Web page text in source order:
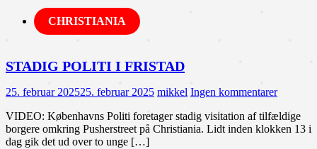
CHRISTIANIA
STADIG POLITI I FRISTAD
25. februar 202525. februar 2025 mikkel Ingen kommentarer
VIDEO: Københavns Politi foretager stadig visitation af tilfældige
borgere omkring Pusherstreet på Christiania. Lidt inden klokken 13 i
dag gik det ud over to unge […]